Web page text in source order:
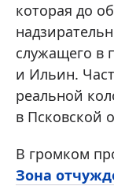
которая до
служащего в
и Ильин.
реальной
в Псковской
В громком
Зона